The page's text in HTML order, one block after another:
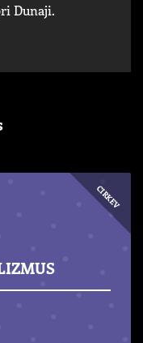
Dunaji.
CIRKEV